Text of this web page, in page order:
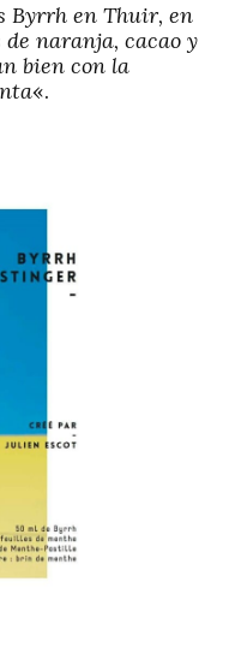
Byrrh en Thuir, en
naranja, cacao y
bien con la
«.